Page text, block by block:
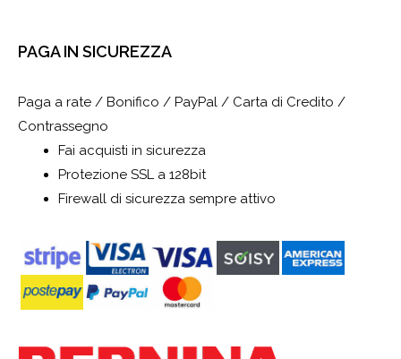
PAGA IN SICUREZZA
Paga a rate / Bonifico / PayPal / Carta di Credito /
Contrassegno
Fai acquisti in sicurezza
Protezione SSL a 128bit
Firewall di sicurezza sempre attivo